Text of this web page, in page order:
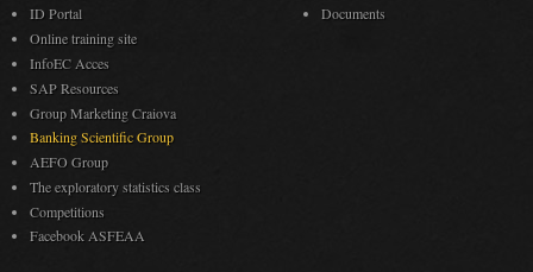
ID Portal
Online training site
InfoEC Acces
SAP Resources
Group Marketing Craiova
Banking Scientific Group
AEFO Group
The exploratory statistics class
Competitions
Facebook ASFEAA
Documents